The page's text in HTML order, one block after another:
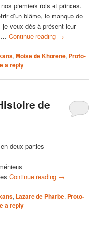
premiers rois et princes.
d’un blâme, le manque de
veux dès à présent leur
…Continue reading →
,Moise de Khorene, Proto-
a reply
de
deux parties
Continue reading →
, Lazare de Pharbe, Proto-
a reply